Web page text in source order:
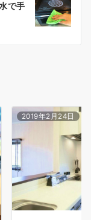
で手
2019年2月24日